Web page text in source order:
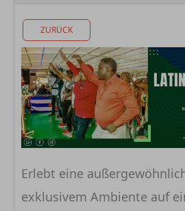
ZURÜCK
Erlebt eine
exklusivem Ambiente auf